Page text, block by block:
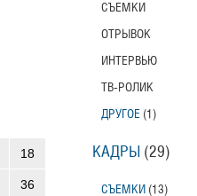
18
36
СЪЕМКИ
ОТРЫВОК
ИНТЕРВЬЮ
ТВ-РОЛИК
ДРУГОЕ (1)
КАДРЫ (29)
СЪЕМКИ (13)